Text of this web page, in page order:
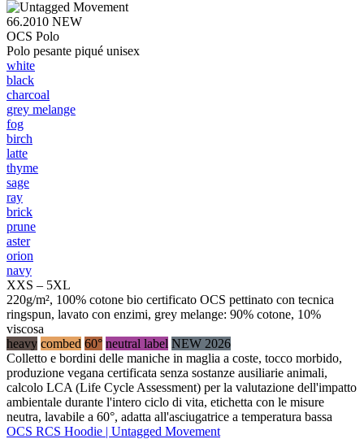
66.2010 NEW
OCS Polo
Polo pesante piqué unisex
white
black
charcoal
grey melange
fog
birch
latte
thyme
sage
ray
brick
prune
aster
orion
navy
XXS – 5XL
220g/m², 100% cotone bio certificato OCS pettinato con tecnica
ringspun, lavato con enzimi, grey melange: 90% cotone, 10%
viscosa
heavy combed 60° neutral label NEW 2026
Colletto e bordini delle maniche in maglia a coste, tocco morbido,
produzione vegana certificata senza sostanze ausiliarie animali,
calcolo LCA (Life Cycle Assessment) per la valutazione dell'impatto
ambientale durante l'intero ciclo di vita, etichetta con le misure
neutra, lavabile a 60°, adatta all'asciugatrice a temperatura bassa
OCS RCS Hoodie | Untagged Movement